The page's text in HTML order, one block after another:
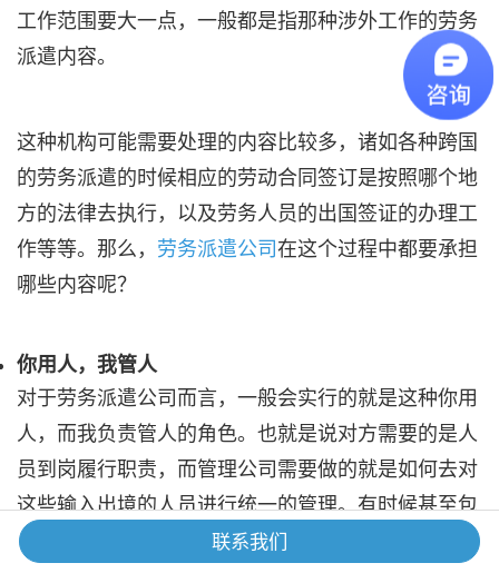
工作范围要大一点，一般都是指那种涉外工作的劳务
派遣内容。
这种机构可能需要处理的内容比较多，诸如各种跨国
的劳务派遣的时候相应的劳动合同签订是按照哪个地
方的法律去执行，以及劳务人员的出国签证的办理工
作等等。那么， 劳务派遣公司在这个过程中都要承担
哪些内容呢？
你用人，我管人
对于劳务派遣公司而言，一般会实行的就是这种你用
人，而我负责管人的角色。也就是说对方需要的是人
员到岗履行职责，而管理公司需要做的就是如何去对
这些输入出境的人员进行统一的管理。有时候甚至包
括工资的发放，福利待遇以及工伤的处理都是劳务公
联系我们